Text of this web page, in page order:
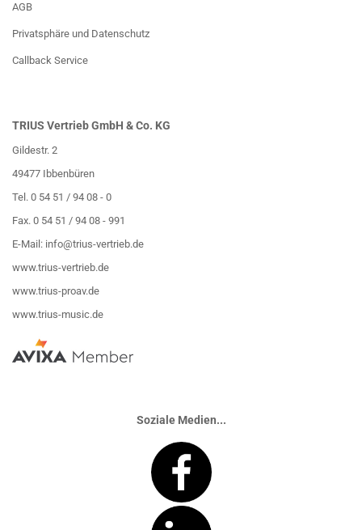
AGB
Privatsphäre und Datenschutz
Callback Service
TRIUS Vertrieb GmbH & Co. KG
Gildestr. 2
49477 Ibbenbüren
Tel. 0 54 51 / 94 08 - 0
Fax. 0 54 51 / 94 08 - 991
E-Mail: info@trius-vertrieb.de
www.trius-vertrieb.de
www.trius-proav.de
www.trius-music.de
Soziale Medien...